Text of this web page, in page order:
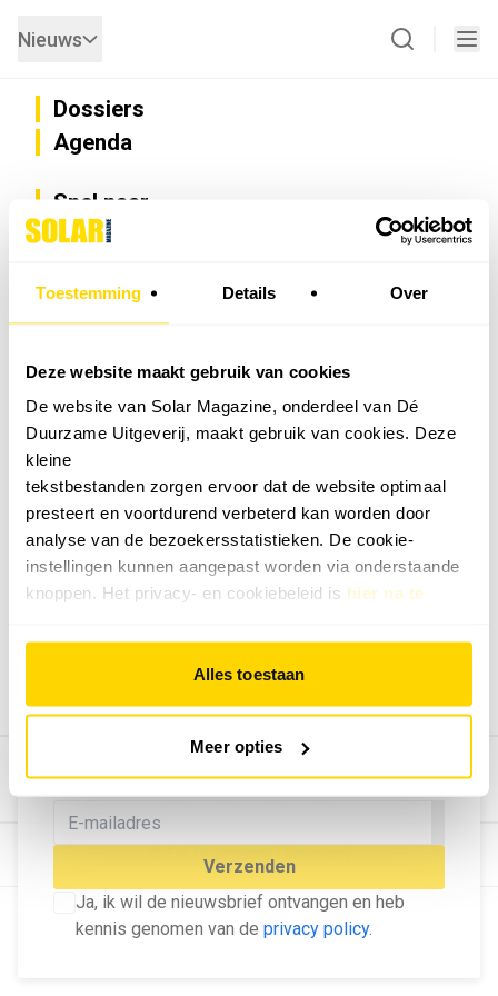
Toestemming Details Over
Deze website maakt gebruik van cookies
De website van Solar Magazine, onderdeel van Dé
Duurzame Uitgeverij, maakt gebruik van cookies. Deze
kleine
tekstbestanden zorgen ervoor dat de website optimaal
presteert en voortdurend verbeterd kan worden door
analyse van de bezoekersstatistieken. De cookie-
instellingen kunnen aangepast worden via onderstaande
knoppen. Het privacy- en cookiebeleid is hier na te
Alles toestaan
Meer opties
MELD U AAN VOOR ONZE
NIEUWSBRIEF
Blijf op de hoogte van het laatste nieuws!
Verzenden
Ja, ik wil de nieuwsbrief ontvangen en heb
kennis genomen van de privacy policy.
Nieuws
Dossiers
Agenda
Snel naar
Privacy
Nieuwsbrief
Vacatures
Installateurzoeker
Cookievoorkeuren wijzigen
English
Geef ons feedback
Vertel ons wat je van onze website vindt.
Tip de redactie
Bekijk hier de mogelijkheden.
© Dé Duurzame Uitgeverij